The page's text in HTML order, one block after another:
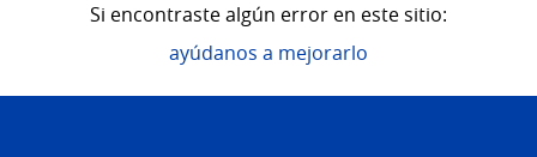
Si encontraste algún error en este sitio:
ayúdanos a mejorarlo